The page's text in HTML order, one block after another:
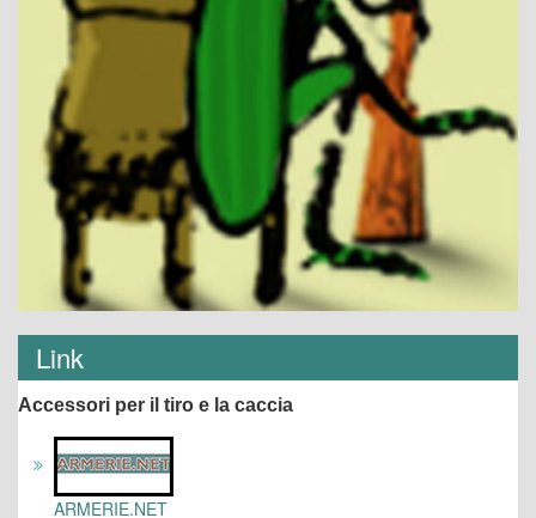
Link
Accessori per il tiro e la caccia
ARMERIE.NET